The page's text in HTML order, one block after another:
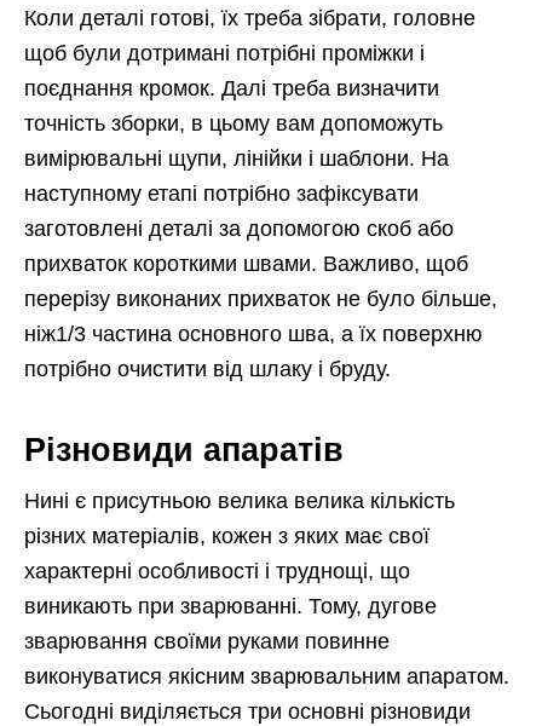
Коли деталі готові, їх треба зібрати, головне
щоб були дотримані потрібні проміжки і
поєднання кромок. Далі треба визначити
точність зборки, в цьому вам допоможуть
вимірювальні щупи, лінійки і шаблони. На
наступному етапі потрібно зафіксувати
заготовлені деталі за допомогою скоб або
прихваток короткими швами. Важливо, щоб
перерізу виконаних прихваток не було більше,
ніж1/3 частина основного шва, а їх поверхню
потрібно очистити від шлаку і бруду.
Різновиди апаратів
Нині є присутньою велика велика кількість
різних матеріалів, кожен з яких має свої
характерні особливості і труднощі, що
виникають при зварюванні. Тому, дугове
зварювання своїми руками повинне
виконуватися якісним зварювальним апаратом.
Сьогодні виділяється три основні різновиди